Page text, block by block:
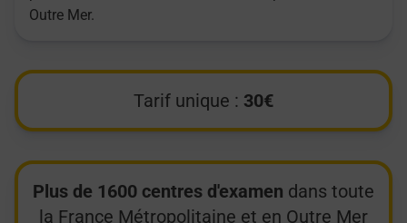
Outre Mer.
Tarif unique : 30€
Plus de 1600 centres d'examen dans toute
la France Métropolitaine et en Outre Mer